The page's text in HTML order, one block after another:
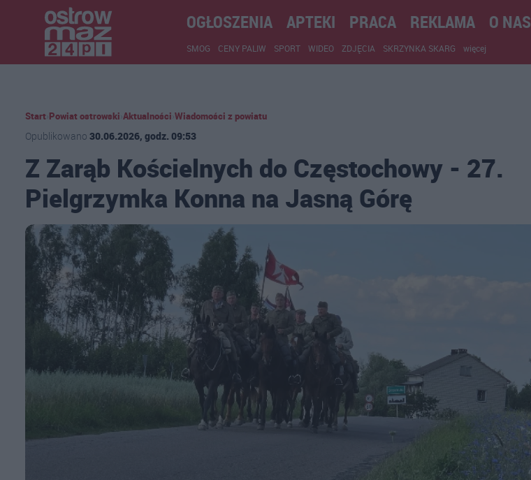
OGŁOSZENIA APTEKI PRACA REKLAMA O NAS
SMOG CENY PALIW SPORT WIDEO ZDJĘCIA SKRZYNKA SKARG więcej
Start Powiat ostrowski Aktualności Wiadomości z powiatu
Opublikowano 30.06.2026, godz. 09:53
Z Zarąb Kościelnych do Częstochowy - 27.
Pielgrzymka Konna na Jasną Górę